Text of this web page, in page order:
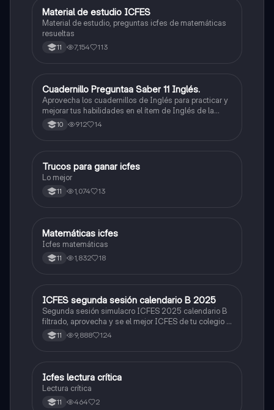
ICFES: Matemáticas
Material de estudio ICFES
Material de estudio, preguntas icfes de matemáticas
resueltas
11 7,154 113
ICFES: Inglés
Cuadernillo Preguntaa Saber 11 Inglés.
Aprovecha los cuadernillos de Inglés para practicar y
mejorar tus habilidades en el ítem de Inglés de la
Prueba Saber 11. 🫡
10 912 14
Química
Trucos para ganar icfes
Lo mejor
11 1,074 13
ICFES: Matemáticas
Matemáticas icfes
Icfes matemáticas
11 1,832 18
ICFES: Lectura Crítica
ICFES segunda sesión calendario B 2025
Segunda sesión simulacro ICFES 2025 calendario B
filtrado, aprovecha y se el mejor ICFES de tu colegio y
poder ingresar a universidad, y estudiar aquella
carrera con la que tanto sueñas.
11 9,888 124
Lengua Castellana
Icfes lectura crítica
Lectura crítica
11 464 2